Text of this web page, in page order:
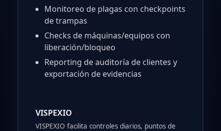
Monitoreo de plagas con checkpoints
de trampas
Checks de máquinas/equipos con
liberación/bloqueo
Reporting de auditoría de clientes y
exportación de evidencias
VISPEXIO
VISPEXIO facilita controles diarios, puntos de